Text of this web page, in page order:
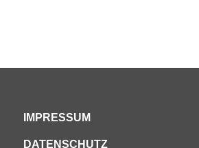
IMPRESSUM
DATENSCHUTZ